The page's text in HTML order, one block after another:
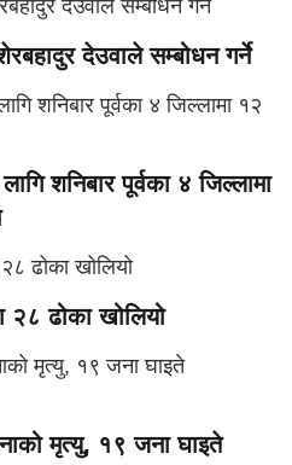
देउवाले सम्बोधन गर्ने
शनिबार पूर्वका ४ जिल्लामा
२८ ढोका खोलियो
मृत्यु, १९ जना घाइते